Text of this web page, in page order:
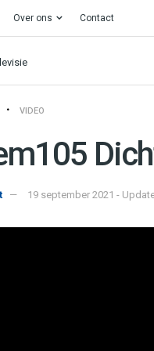
Over ons Contact
VIDEO
19 september 2021 -